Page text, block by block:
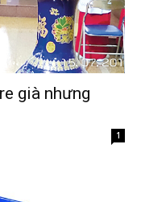
già nhưng
1